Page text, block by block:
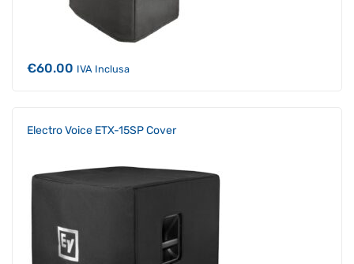
€60.00 IVA Inclusa
Electro Voice ETX-15SP Cover